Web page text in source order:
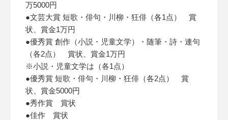
万5000円
●文芸大賞 短歌・俳句・川柳・狂俳（各1点） 賞
状、賞金1万円
●優秀賞 創作（小説・児童文学）・随筆・詩・連句
（各2点） 賞状、賞金1万円
※小説・児童文学は（各1点）
●優秀賞 短歌・俳句・川柳・狂俳（各2点） 賞
状、賞金5000円
●秀作賞 賞状
●佳作 賞状